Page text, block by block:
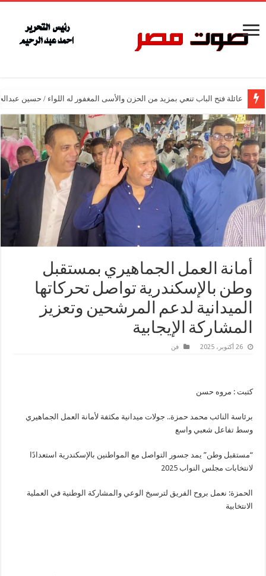
عائلة فتح الباب تنعي بمزيد من الحزن والأسى المغفور له اللواء / حسين
أمانة العمل الجماهيري بمستقبل
وطن بالإسكندرية تواصل تحركاتها
الميدانية لدعم المرشحين وتعزيز
المشاركة الإيجابية
26 أكتوبر، 2025 فن
كتبت : مروه حسن
برئاسة النائب محمد حمزة.. جولات ميدانية مكثفة لأمانة العمل الجماهيري
وسط تفاعل شعبي واسع
“مستقبل وطن” يمد جسور التواصل مع المواطنين بالإسكندرية استعدادًا
لانتخابات مجلس النواب 2025
الحمزة: نعمل بروح الفريق لترسيخ الوعي والمشاركة الوطنية في العملية
الانتخابية